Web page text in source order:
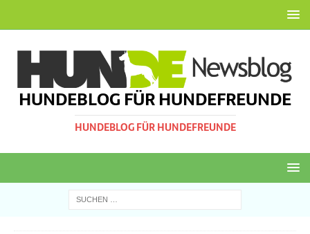
HUNDEBLOG FÜR HUNDEFREUNDE
HUNDEBLOG FÜR HUNDEFREUNDE